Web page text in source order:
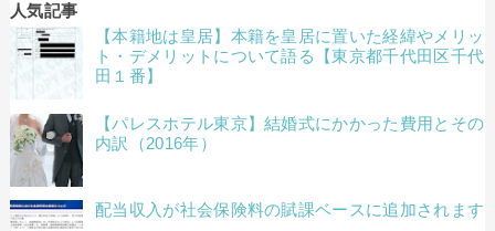
人気記事
【本籍地は皇居】本籍を皇居に置いた経緯やメリッ
ト・デメリットについて語る【東京都千代田区千代
田１番】
【パレスホテル東京】結婚式にかかった費用とその
内訳（2016年）
配当収入が社会保険料の賦課ベースに追加されます